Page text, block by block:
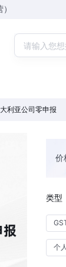
利亚公司零申报
价
类型
个